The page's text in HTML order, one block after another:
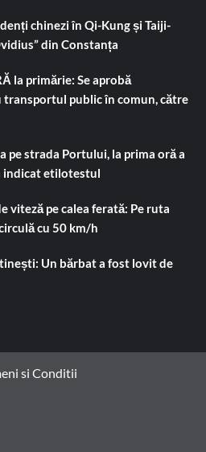
chinezi în Qi-Kung și Taiji-
din Constanța
la primărie: Se aprobă
public în comun, către
pe strada Portului, la prima oră a
indicat etilotestul
viteză pe calea ferată: Pe ruta
cu 50 km/h
Un bărbat a fost lovit de
si Conditii